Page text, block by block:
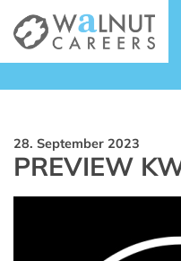
28. September 2023
PREVIEW